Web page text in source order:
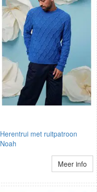
Herentrui met ruitpatroon
Noah
Meer info